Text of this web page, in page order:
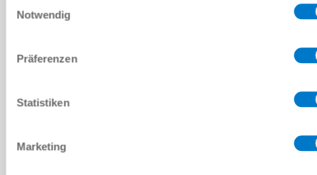
Notwendig
Präferenzen
Statistiken
Marketing